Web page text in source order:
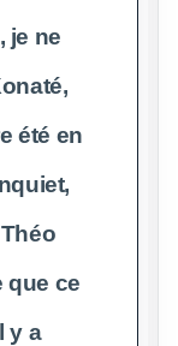
je ne
été en
que ce
y a